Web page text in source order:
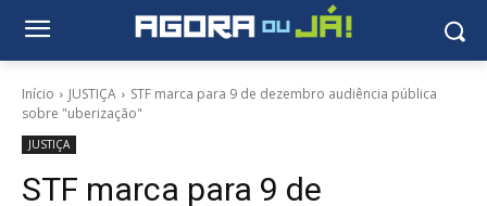
Início JUSTIÇA
STF marca para 9 de dezembro audiência pública
sobre "uberização"
JUSTIÇA
STF marca para 9 de